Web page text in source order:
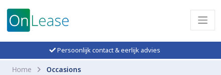
Persoonlijk contact & eerlijk advies
Home Occasions